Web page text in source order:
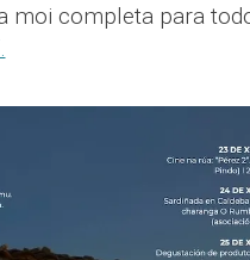
moi completa para